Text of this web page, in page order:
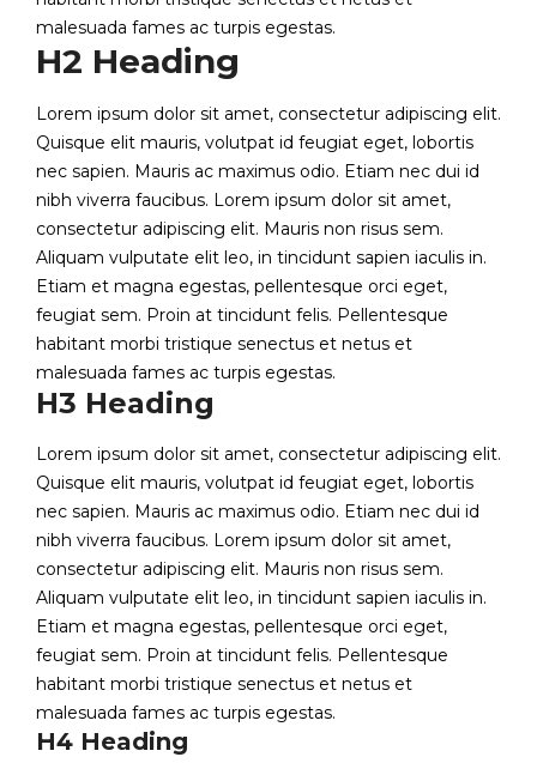
malesuada fames ac turpis egestas.
H2 Heading
Lorem ipsum dolor sit amet, consectetur adipiscing elit.
Quisque elit mauris, volutpat id feugiat eget, lobortis
nec sapien. Mauris ac maximus odio. Etiam nec dui id
nibh viverra faucibus. Lorem ipsum dolor sit amet,
consectetur adipiscing elit. Mauris non risus sem.
Aliquam vulputate elit leo, in tincidunt sapien iaculis in.
Etiam et magna egestas, pellentesque orci eget,
feugiat sem. Proin at tincidunt felis. Pellentesque
habitant morbi tristique senectus et netus et
malesuada fames ac turpis egestas.
H3 Heading
Lorem ipsum dolor sit amet, consectetur adipiscing elit.
Quisque elit mauris, volutpat id feugiat eget, lobortis
nec sapien. Mauris ac maximus odio. Etiam nec dui id
nibh viverra faucibus. Lorem ipsum dolor sit amet,
consectetur adipiscing elit. Mauris non risus sem.
Aliquam vulputate elit leo, in tincidunt sapien iaculis in.
Etiam et magna egestas, pellentesque orci eget,
feugiat sem. Proin at tincidunt felis. Pellentesque
habitant morbi tristique senectus et netus et
malesuada fames ac turpis egestas.
H4 Heading